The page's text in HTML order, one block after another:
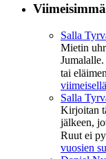
Salla
Mietin
tai
Salla
Kirjoitan
jälkeen,
Ruut ei
vuosien